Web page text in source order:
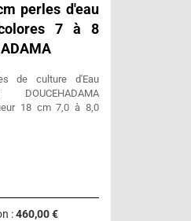
perles d'eau
7 à 8
de culture d'Eau
18 cm 7,0 à 8,0
:460,00 €